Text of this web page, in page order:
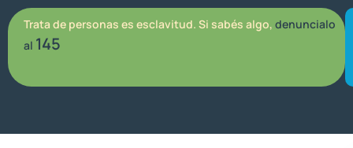
Trata de personas es esclavitud. Si sabés algo, denuncialo
al 145